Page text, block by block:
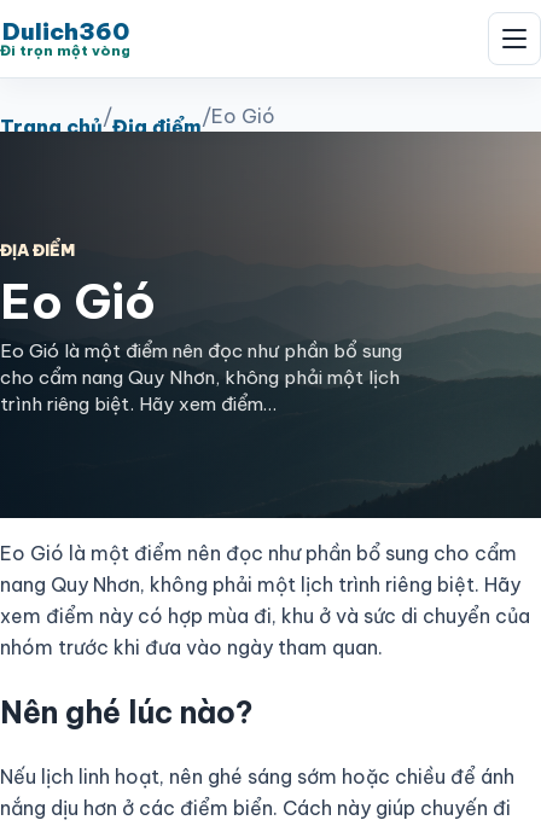
Dulich360
Đi trọn một vòng
Trang chủ/Địa điểm/Eo Gió
ĐỊA ĐIỂM
Eo Gió
Eo Gió là một điểm nên đọc như phần bổ sung
cho cẩm nang Quy Nhơn, không phải một lịch
trình riêng biệt. Hãy xem điểm…
Eo Gió là một điểm nên đọc như phần bổ sung cho cẩm
nang Quy Nhơn, không phải một lịch trình riêng biệt. Hãy
xem điểm này có hợp mùa đi, khu ở và sức di chuyển của
nhóm trước khi đưa vào ngày tham quan.
Nên ghé lúc nào?
Nếu lịch linh hoạt, nên ghé sáng sớm hoặc chiều để ánh
nắng dịu hơn ở các điểm biển. Cách này giúp chuyến đi